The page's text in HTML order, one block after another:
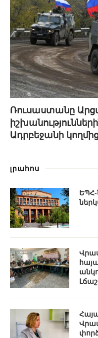
Ռուսաստանը
Ադրբեջանի
լրահոս